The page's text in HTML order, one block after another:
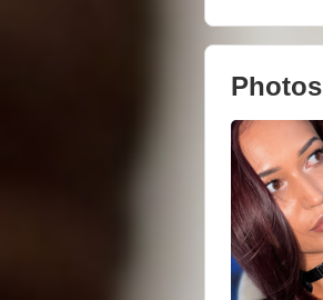
Photos